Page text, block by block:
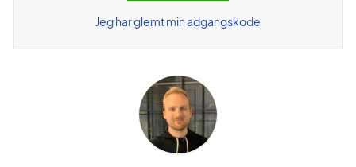
Jeg har glemt min adgangskode